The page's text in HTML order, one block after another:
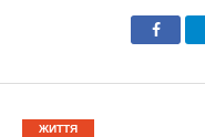
ЖИТТЯ